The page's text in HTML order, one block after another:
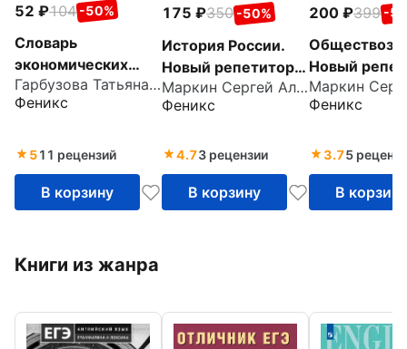
52 104 -50%
Словарь
экономических
терминов для
бизнесменов.
Гарбузова Татьяна Михайловна
Феникс
511 рецензий
В корзину
175 350 -50%
История России.
Новый репетитор
для подготовки к
ОГЭ
Маркин Сергей Александрович
Феникс
4.73 рецензии
В корзину
200 399 -
Новый
для
ОГЭ
Феникс
3.75
В корзину
Книги из жанра